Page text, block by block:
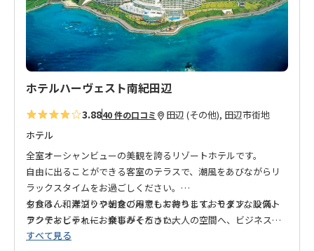
ホテルハーヴェスト南紀田辺
3.8840 件の口コミ
田辺 (その他), 田辺市街地
ホテル
全室オーシャンビューの美観を誇るリゾートホテルです。
自由に出ることができる客室のテラスで、潮風をあびながらリ
ラックスタイムをお過ごしください。
夕食は、和洋ブッフェをご用意しております。モダンなレスト
ランでおしゃれにお楽しみください。
もちろん、素泊りや朝食のみでもお待ちしております。設備、
アクティビティー、食事がそろった大人の空間へ、ビジネス、
白浜観光、熊野古道の拠点としてもぜひご利用ください。
すべて見る